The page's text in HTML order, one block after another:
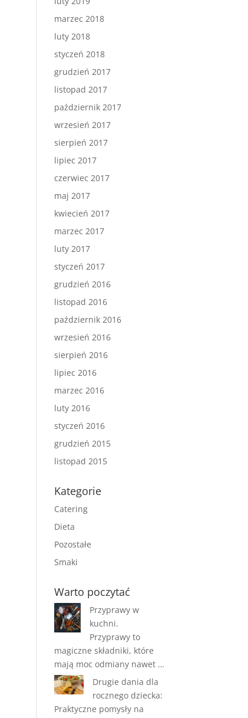
marzec 2018
luty 2018
styczeń 2018
grudzień 2017
listopad 2017
październik 2017
wrzesień 2017
sierpień 2017
lipiec 2017
czerwiec 2017
maj 2017
kwiecień 2017
marzec 2017
luty 2017
styczeń 2017
grudzień 2016
listopad 2016
październik 2016
wrzesień 2016
sierpień 2016
lipiec 2016
marzec 2016
luty 2016
styczeń 2016
grudzień 2015
listopad 2015
Kategorie
Catering
Dieta
Pozostałe
Smaki
Warto poczytać
Przyprawy w
kuchni.
Przyprawy to
magiczne składniki, które
mają moc odmiany nawet …
Drugie dania dla
rocznego dziecka:
Praktyczne pomysły na